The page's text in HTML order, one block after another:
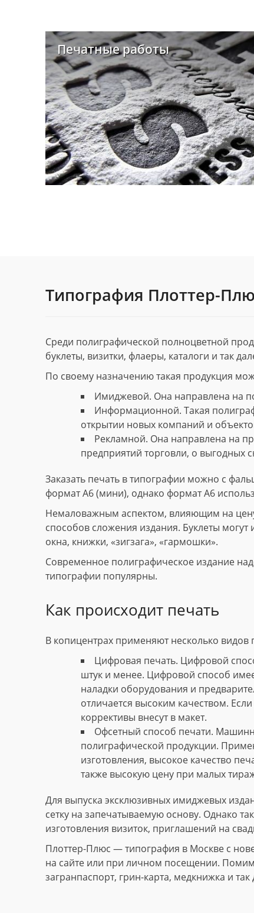
Печатные работы
Типография Плоттер-
Среди полиграфической полноцветной
буклеты, визитки, флаеры, каталоги и так
По своему назначению такая продукция
Имиджевой. Она направлена на
Информационной. Такая
открытии новых компаний и
Рекламной. Она направлена на
предприятий торговли, о выгодных
Заказать печать в типографии можно с
формат А6 (мини), однако формат А6
Немаловажным аспектом, влияющим на цену
способов сложения издания. Буклеты
окна, книжки, «зигзага», «гармошки».
Современное полиграфическое издание
типографии популярны.
Как происходит печать
В копицентрах применяют несколько видов
Цифровая печать. Цифровой
штук и менее. Цифровой способ
наладки оборудования и
отличается высоким качеством.
коррективы внесут в макет.
Офсетный способ печати.
полиграфической продукции.
изготовления, высокое качество
также высокую цену при малых
Для выпуска эксклюзивных имиджевых
сетку на запечатываемую основу. Однако
изготовления визиток, приглашений на
Плоттер-Плюс — типография в Москве с
на сайте или при личном посещении.
загранпаспорт, грин-карта, медкнижка и так